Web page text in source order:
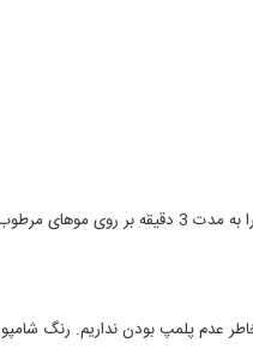
همانند تمام شامپو ها مقداری از این شامپو را در کف دست خودریخته و با چند قطره آب مخلوط‌کنید. سپس شامپو را به مدت 3 دقیقه بر روی
عدم پلمپ بودن نداریم. رنگ شامپو